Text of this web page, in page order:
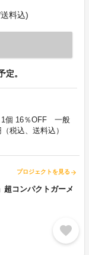
料込)
。
1個 16％OFF 一般
税込、送料込）
プロジェクトを見る arrow_forward
超コンパクトガーメ
favorite